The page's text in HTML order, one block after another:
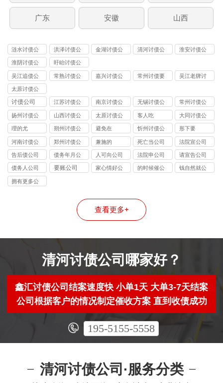
广东 安徽 山西
涟水讨债公
司
洪泽讨债公
司
金湖讨债公
清河讨债公
淮安讨债公
淮阴讨债公
司
盱眙讨债公
司
吴江追债公
司
常熟讨债公
嘉兴讨债公
常州讨债要
吴江老牌讨
太原讨债公
司
讨债公司
江苏讨债公
司
南京讨债公
司
无锡讨债公
司
常州讨债公
司
扬州讨债公
司
山西讨债公
司
太原讨债公
司
客人吃
大同讨债公
司
理的尤
朔州讨债公
司
避免在
忻州讨债公
司
形下要
河南讨债公
司
郑州讨债公
司
兼施的 死亡当公司 法院宣公司
告后债公司
债务年月公
司
人可向公司 法院申公司 请宣告公司
债务人公司 要账公司
家心情好公
的时候催公
钱自然就公
拥有更多公
查看更多+
清河讨债公司哪家好？
鑫汇讨债公司结案速度快 小单1天 大单3-7天结案
公司根据客户的情况制定催收方案 直到收债成功
195-5155-5558
清河讨债公司·服务分类